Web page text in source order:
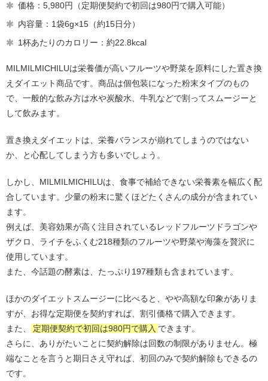
価格：5,980円（定期便契約で初回は980円で購入可能）
内容量：1袋6g×15（約15日分）
1杯あたりのカロリー：約22.8kcal
MILMILMICHILUは栄養価が高いフルーツや野菜を原料にした置き換
えダイエット商品です。商品は個包装になった粉末タイプのもの
で、一般的な飲み方は水や炭酸水、牛乳などで割ってスムージーと
して飲みます。
置き換えダイエットは、栄養バランスが崩れてしまうのではない
か、と心配してしまう方も多いでしょう。
しかし、MILMILMICHILUは、食事で補給できない栄養素を幅広く配
合しています。少量の粉末に驚くほどたくさんの成分が含まれてい
ます。
例えば、美容効果が高く注目されているレッドフルーツドラゴンや
ザクロ、ライチをふくむ218種類のフルーツや野菜や海藻を贅沢に
使用しています。
また、今話題の酵素は、たっぷり197種類も含まれています。
ほかのダイエットスムージーに比べると、やや高額な印象がありま
すが、お得な定期便を契約すれば、割引価格で購入できます。
また、
定期便契約で初回は980円で購入 できます。
さらに、ありがたいことに契約解除は回数の制限がありません。極
端なことを言うと期日さえ守れば、初回のみで契約解除もできるの
です。